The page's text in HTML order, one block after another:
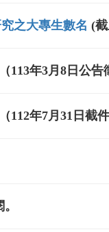
之大專生數名 (
（113年3月8日公告
（112年7月31日截件